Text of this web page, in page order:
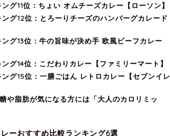
グ11位：ちょい オムチーズカレー【ローソン】
グ12位：とろーりチーズのハンバーグカレード
グ13位：牛の旨味が決め手 欧風ビーフカレー
グ14位：こだわりカレー【ファミリーマート】
グ15位：一膳ごはん レトロカレー【セブンイレ
や脂肪が気になる方には「大人のカロリミッ
ーおすすめ比較ランキング6選